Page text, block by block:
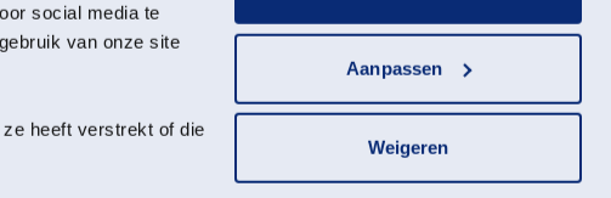
social media te
van onze site
heeft verstrekt of die
Aanpassen
Weigeren
nieuwsbrief